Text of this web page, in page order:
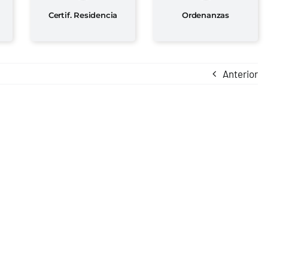
Certif. Residencia Ordenanzas
Anterior